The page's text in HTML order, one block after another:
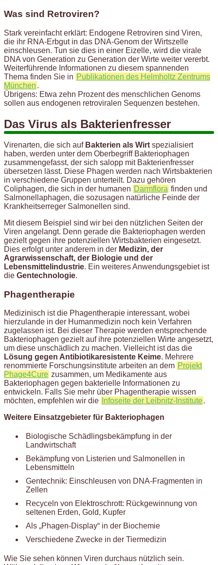
Was sind Retroviren?
Stark vereinfacht erklärt: Endogene Retroviren sind Viren,
die ihr RNA-Erbgut in das DNA-Genom der Wirtszelle
einschleusen. Tun sie dies in einer Eizelle, wird die virale
DNA von Generation zu Generation der Wirte weiter vererbt.
Weiterführende Informationen zu diesem spannenden
Thema finden Sie in Publikationen des Helmholtz Zentrums
München .
Übrigens: Etwa zehn Prozent des menschlichen Genoms
sollen aus endogenen retroviralen Sequenzen bestehen.
Das Virus als Bakterienfresser
Virenarten, die sich auf Bakterien als Wirt spezialisiert
haben, werden unter dem Oberbegriff Bakteriophagen
zusammengefasst, der sich salopp mit Bakterienfresser
übersetzen lässt. Diese Phagen werden nach Wirtsbakterien
in verschiedene Gruppen unterteilt. Dazu gehören
Coliphagen, die sich in der humanen Darmflora finden und
Salmonellaphagen, die sozusagen natürliche Feinde der
Krankheitserreger Salmonellen sind.
Mit diesem Beispiel sind wir bei den nützlichen Seiten der
Viren angelangt. Denn gerade die Bakteriophagen werden
gezielt gegen ihre potenziellen Wirtsbakterien eingesetzt.
Dies erfolgt unter anderem in der Medizin, der
Agrarwissenschaft, der Biologie und der
Lebensmittelindustrie. Ein weiteres Anwendungsgebiet ist
die Gentechnologie.
Phagentherapie
Medizinisch ist die Phagentherapie interessant, wobei
hierzulande in der Humanmedizin noch kein Verfahren
zugelassen ist. Bei dieser Therapie werden entsprechende
Bakteriophagen gezielt auf ihre potenziellen Wirte angesetzt,
um diese unschädlich zu machen. Vielleicht ist das die
Lösung gegen Antibiotikaresistente Keime. Mehrere
renommierte Forschungsinstitute arbeiten an dem Projekt
Phage4Cure zusammen, um Medikamente aus
Bakteriophagen gegen bakterielle Informationen zu
entwickeln. Falls Sie mehr über Phagentherapie wissen
möchten, empfehlen wir die
Infoseite der Leibnitz-Institute.
Weitere Einsatzgebieter für Bakteriophagen
Biologische Schädlingsbekämpfung in der
Landwirtschaft
Bekämpfung von Listerien und Salmonellen in
Lebensmitteln
Gentechnik: Einschleusen von DNA-Fragmenten in
Zellen
Recyceln von Elektroschrott: Rückgewinnung von
seltenen Erden, Gold, Kupfer
Als „Phagen-Display“ in der Biochemie
Verschiedene Zwecke in der Tiermedizin
Wie Sie sehen können Viren durchaus nützlich sein.